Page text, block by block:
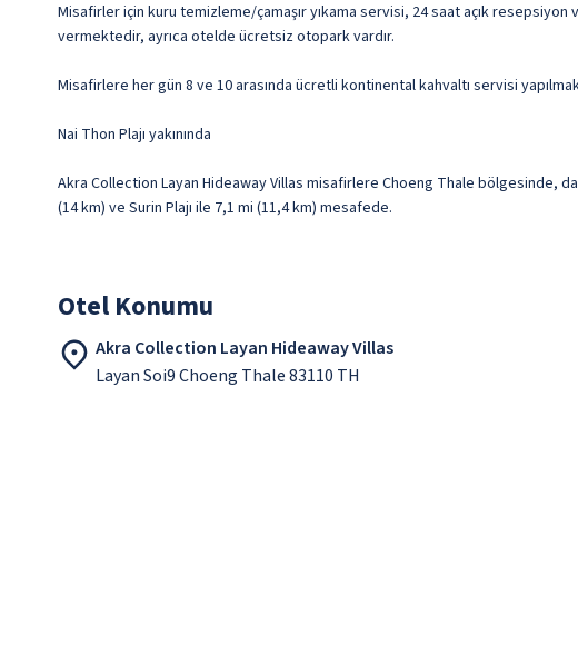
Misafirler için kuru temizleme/çamaşır yıkama servisi, 24 saat açık
vermektedir, ayrıca otelde ücretsiz otopark vardır.
Misafirlere her gün 8 ve 10 arasında ücretli kontinental kahvaltı servisi
Nai Thon Plajı yakınında
Akra Collection Layan Hideaway Villas misafirlere Choeng Thale bölgesinde,
(14 km) ve Surin Plajı ile 7,1 mi (11,4 km) mesafede.
Otel Konumu
Akra Collection Layan Hideaway Villas
Layan Soi9 Choeng Thale 83110 TH